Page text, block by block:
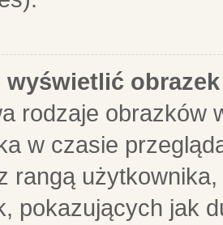
wyświetlić
rodzaje obrazków
w czasie
rangą
pokazujących jak